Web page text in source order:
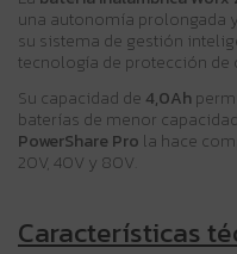
una autonomía prolongada
su sistema de gestión
tecnología de protección de
Su capacidad de 4,0Ah
baterías de menor
PowerShare Pro la hace
20V, 40V y 80V.
Características